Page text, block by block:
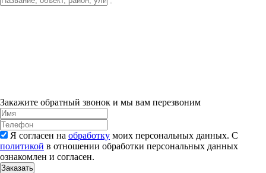
Закажите обратный звонок и мы вам перезвоним
Я согласен на обработку моих персональных данных. С
политикой в отношении обработки персональных данных
ознакомлен и согласен.
Заказать